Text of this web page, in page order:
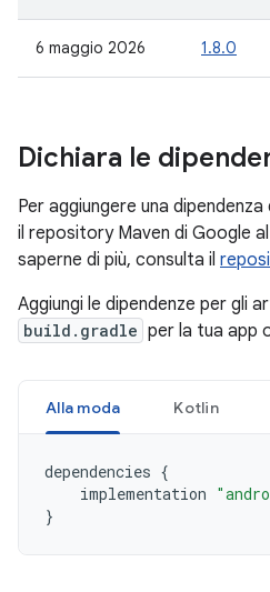
6 maggio 2026 1.8.0
Dichiara le
Per aggiungere una
il repository Maven di Google
saperne di più, consulta il
Aggiungi le dipendenze per gli
build.gradle per la tua app
Alla moda Kotlin
dependencies {
implementation
}